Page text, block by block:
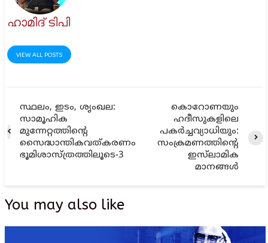
ഹാമിദ് ടിപി
VIEW ALL POSTS
സ്ഥലം, ഇടം, ശൃംഖല:
സാമൂഹിക
മുന്നേറ്റത്തിന്റെ
സൈദ്ധാന്തികവത്കരണം
ഭൂമിശാസ്ത്രത്തിലൂടെ-3
കൊറോണയും
ഹദീസുകളിലെ
പകർച്ചവ്യാധിയും:
സംക്രമണത്തിന്റെ
ഇസ്‌ലാമിക
മാനങ്ങൾ
You may also like